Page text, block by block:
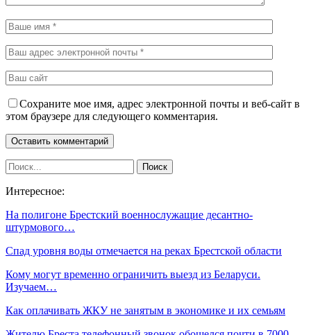
Сохраните мое имя, адрес электронной почты и веб-сайт в
этом браузере для следующего комментария.
Интересное:
На полигоне Брестский военнослужащие десантно-
штурмового…
Спад уровня воды отмечается на реках Брестской области
Кому могут временно ограничить выезд из Беларуси.
Изучаем…
Как оплачивать ЖКУ не занятым в экономике и их семьям